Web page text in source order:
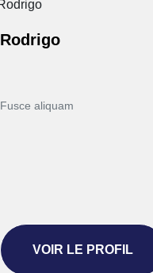
Rodrigo
Fusce aliquam
VOIR LE PROFIL